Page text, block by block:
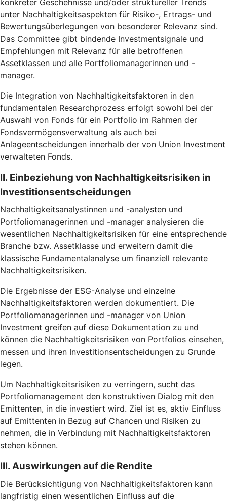
konkreter Geschehnisse und/oder struktureller Trends
unter Nachhaltigkeitsaspekten für Risiko-, Ertrags- und
Bewertungsüberlegungen von besonderer Relevanz sind.
Das Committee gibt bindende Investmentsignale und
Empfehlungen mit Relevanz für alle betroffenen
Assetklassen und alle Portfoliomanagerinnen und -
manager.
Die Integration von Nachhaltigkeitsfaktoren in den
fundamentalen Researchprozess erfolgt sowohl bei der
Auswahl von Fonds für ein Portfolio im Rahmen der
Fondsvermögensverwaltung als auch bei
Anlageentscheidungen innerhalb der von Union Investment
verwalteten Fonds.
II. Einbeziehung von Nachhaltigkeitsrisiken in
Investitionsentscheidungen
Nachhaltigkeitsanalystinnen und -analysten und
Portfoliomanagerinnen und -manager analysieren die
wesentlichen Nachhaltigkeitsrisiken für eine entsprechende
Branche bzw. Assetklasse und erweitern damit die
klassische Fundamentalanalyse um finanziell relevante
Nachhaltigkeitsrisiken.
Die Ergebnisse der ESG-Analyse und einzelne
Nachhaltigkeitsfaktoren werden dokumentiert. Die
Portfoliomanagerinnen und -manager von Union
Investment greifen auf diese Dokumentation zu und
können die Nachhaltigkeitsrisiken von Portfolios einsehen,
messen und ihren Investitionsentscheidungen zu Grunde
legen.
Um Nachhaltigkeitsrisiken zu verringern, sucht das
Portfoliomanagement den konstruktiven Dialog mit den
Emittenten, in die investiert wird. Ziel ist es, aktiv Einfluss
auf Emittenten in Bezug auf Chancen und Risiken zu
nehmen, die in Verbindung mit Nachhaltigkeitsfaktoren
stehen können.
III. Auswirkungen auf die Rendite
Die Berücksichtigung von Nachhaltigkeitsfaktoren kann
langfristig einen wesentlichen Einfluss auf die